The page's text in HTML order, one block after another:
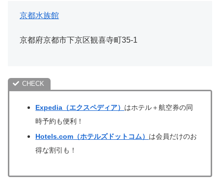
京都水族館
京都府京都市下京区観喜寺町35-1
Expedia（エクスペディア） はホテル＋航空券の同
時予約も便利！
Hotels.com（ホテルズドットコム） は会員だけのお
得な割引も！